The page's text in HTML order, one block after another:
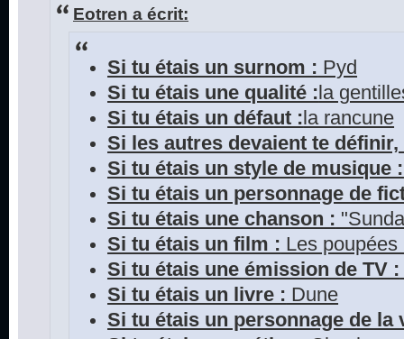
Eotren a écrit:
Si tu étais un surnom : Pyd
Si tu étais une qualité : la
Si tu étais un défaut : la rancune
Si les autres devaient te
Si tu étais un style de musique :
Si tu étais un personnage de
Si tu étais une chanson :
Si tu étais un film : Les
Si tu étais une émission de TV :
Si tu étais un livre : Dune
Si tu étais un personnage de la